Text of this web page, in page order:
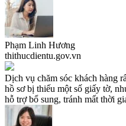
Phạm Linh Hương
thithucdientu.gov.vn
Dịch vụ chăm sóc khách hàng
hồ sơ bị thiếu một số giấy tờ,
hỗ trợ bổ sung, tránh mất thời